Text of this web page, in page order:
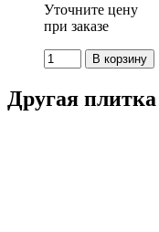
Уточните цену
при заказе
Другая